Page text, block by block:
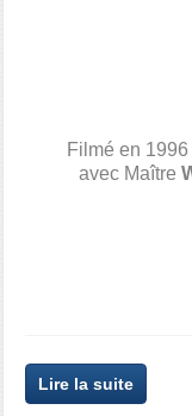
Filmé en 1996
avec Maître
Lire la suite